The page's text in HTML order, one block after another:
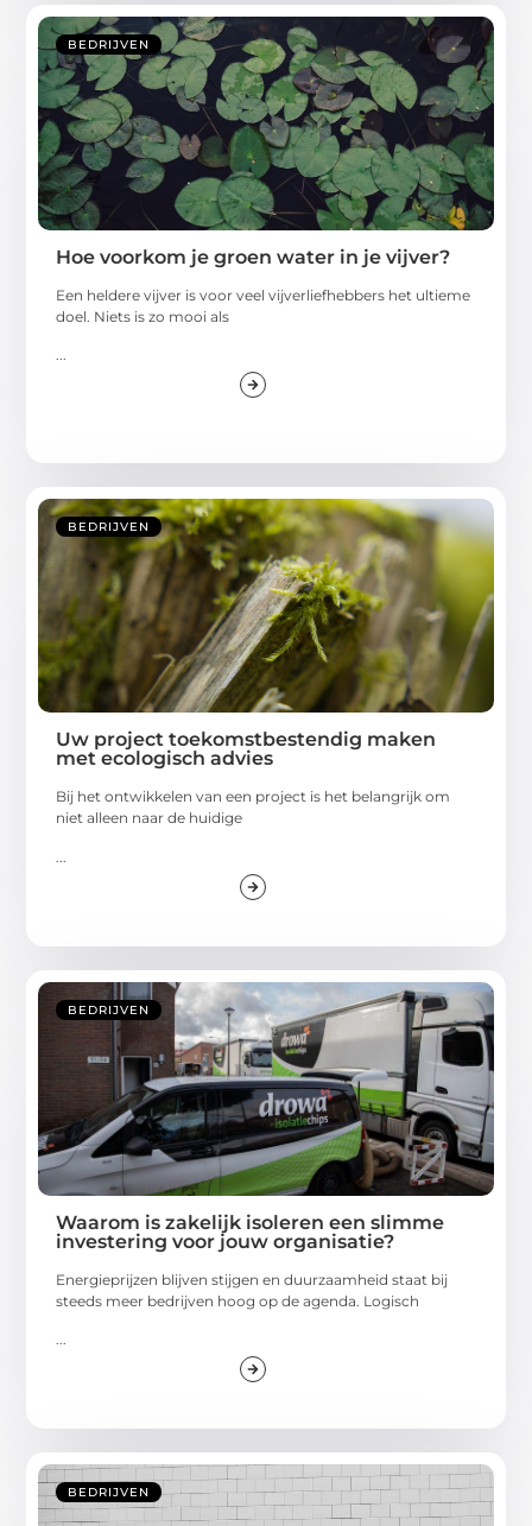
BEDRIJVEN
Hoe voorkom je groen water in je vijver?
Een heldere vijver is voor veel vijverliefhebbers het ultieme
doel. Niets is zo mooi als
...
BEDRIJVEN
Uw project toekomstbestendig maken
met ecologisch advies
Bij het ontwikkelen van een project is het belangrijk om
niet alleen naar de huidige
BEDRIJVEN
Waarom is zakelijk isoleren een slimme
investering voor jouw organisatie?
Energieprijzen blijven stijgen en duurzaamheid staat bij
steeds meer bedrijven hoog op de agenda. Logisch
...
BEDRIJVEN